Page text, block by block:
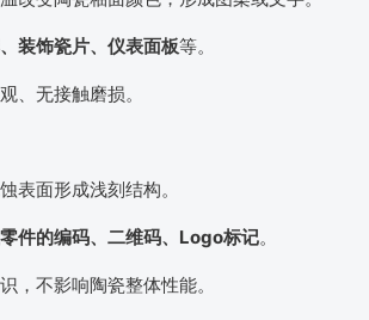
装饰瓷片、仪表面板等。
、无接触磨损。
表面形成浅刻结构。
件的编码、二维码、Logo标记。
，不影响陶瓷整体性能。